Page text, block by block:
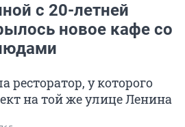
с 20-летней
новое кафе со
ресторатор, у которого
на той же улице Ленина